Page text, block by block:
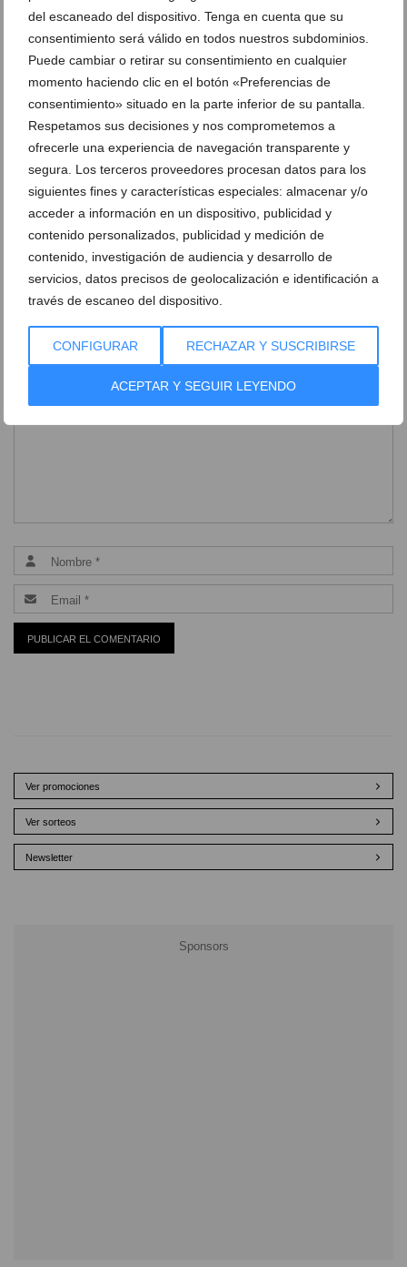
del escaneado del dispositivo. Tenga en cuenta que su
consentimiento será válido en todos nuestros subdominios.
Puede cambiar o retirar su consentimiento en cualquier
momento haciendo clic en el botón «Preferencias de
consentimiento» situado en la parte inferior de su pantalla.
Respetamos sus decisiones y nos comprometemos a
ofrecerle una experiencia de navegación transparente y
segura. Los terceros proveedores procesan datos para los
siguientes fines y características especiales: almacenar y/o
acceder a información en un dispositivo, publicidad y
contenido personalizados, publicidad y medición de
contenido, investigación de audiencia y desarrollo de
servicios, datos precisos de geolocalización e identificación a
través de escaneo del dispositivo.
CONFIGURAR RECHAZAR Y SUSCRIBIRSE
ACEPTAR Y SEGUIR LEYENDO
Calles engalanadas Fogueres Xàbia
2025 (6)
2025 (7)
2025 (8)
Calles engalanadas Fogueres Xàbia
2025 (9)
Calles engalanadas Fogueres Xàbia
2025 (10)
Calles engalanadas Fogueres Xàbia
2025 (11)
2025 (12)
DEJA UN COMENTARIO
Ver promociones
Ver sorteos
Newsletter